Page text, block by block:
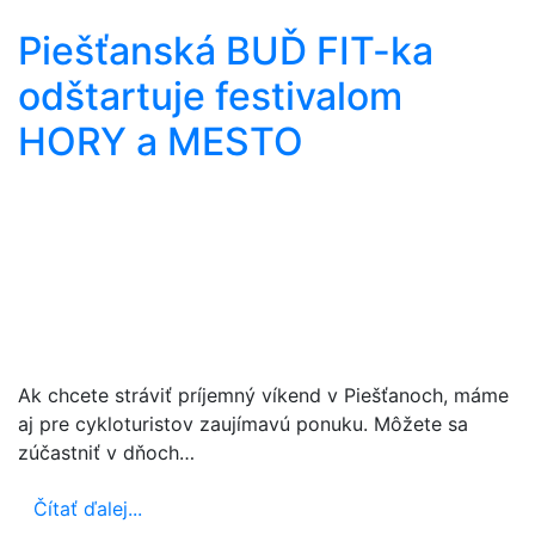
Piešťanská BUĎ FIT-ka
odštartuje festivalom
HORY a MESTO
Ak chcete stráviť príjemný víkend v Piešťanoch, máme
aj pre cykloturistov zaujímavú ponuku. Môžete sa
zúčastniť v dňoch…
Čítať ďalej...